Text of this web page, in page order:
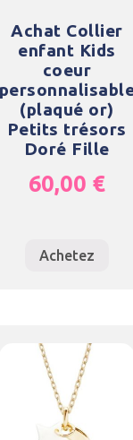
Achat Collier
enfant Kids
coeur
(plaqué or)
Petits trésors
Doré Fille
60,00 €
Achetez